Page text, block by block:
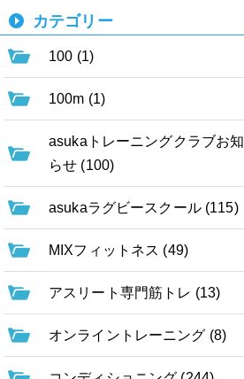
カテゴリー
100 (1)
100m (1)
asukaトレーニングクラブお知
らせ (100)
asukaラグビースクール (115)
MIXフィットネス (49)
アスリート専門筋トレ (13)
オンライントレーニング (8)